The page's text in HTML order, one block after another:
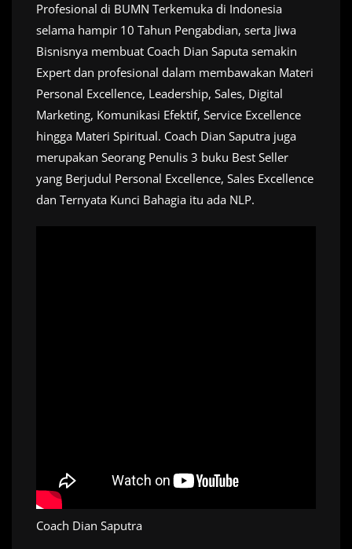
Profesional di BUMN Terkemuka di Indonesia
selama hampir 10 Tahun Pengabdian, serta Jiwa
Bisnisnya membuat Coach Dian Saputa semakin
Expert dan profesional dalam membawakan Materi
Personal Excellence, Leadership, Sales, Digital
Marketing, Komunikasi Efektif, Service Excellence
hingga Materi Spiritual. Coach Dian Saputra juga
merupakan Seorang Penulis 3 buku Best Seller
yang Berjudul Personal Excellence, Sales Excellence
dan Ternyata Kunci Bahagia itu ada NLP.
Coach Dian Saputra